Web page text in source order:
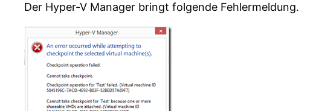
Der Hyper-V Manager bringt folgende Fehlermeldung.